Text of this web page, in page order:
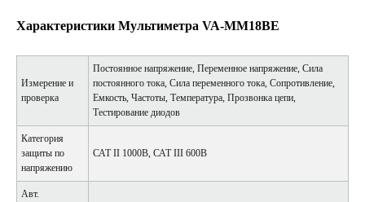
Характеристики Мультиметра VA-MM18ВЕ
Измерение и
проверка
Постоянное напряжение, Переменное напряжение, Сила
постоянного тока, Сила переменного тока, Сопротивление,
Емкость, Частоты, Температура, Прозвонка цепи,
Тестирование диодов
Категория
защиты по
напряжению
САТ II 1000В, САТ III 600В
Авт.